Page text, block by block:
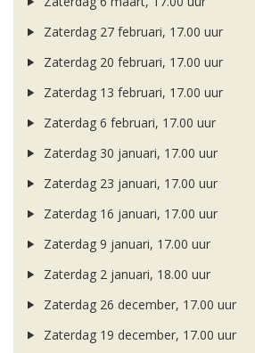
Zaterdag 27 februari, 17.00 uur
Zaterdag 20 februari, 17.00 uur
Zaterdag 13 februari, 17.00 uur
Zaterdag 6 februari, 17.00 uur
Zaterdag 30 januari, 17.00 uur
Zaterdag 23 januari, 17.00 uur
Zaterdag 16 januari, 17.00 uur
Zaterdag 9 januari, 17.00 uur
Zaterdag 2 januari, 18.00 uur
Zaterdag 26 december, 17.00 uur
Zaterdag 19 december, 17.00 uur